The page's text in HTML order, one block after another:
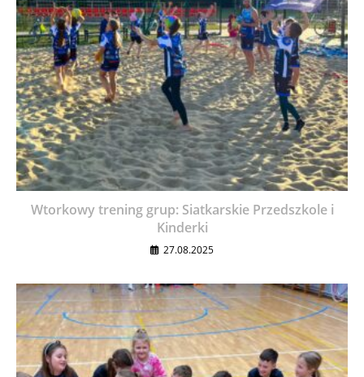
Wtorkowy trening grup: Siatkarskie Przedszkole i
Kinderki
27.08.2025